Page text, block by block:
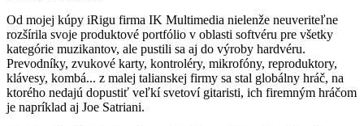
Od mojej kúpy iRigu firma IK Multimedia nielenže neuveriteľne
rozšírila svoje produktové portfólio v oblasti softvéru pre všetky
kategórie muzikantov, ale pustili sa aj do výroby hardvéru.
Prevodníky, zvukové karty, kontroléry, mikrofóny, reproduktory,
klávesy, kombá... z malej talianskej firmy sa stal globálny hráč, na
ktorého nedajú dopustiť veľkí svetoví gitaristi, ich firemným hráčom
je napríklad aj Joe Satriani.